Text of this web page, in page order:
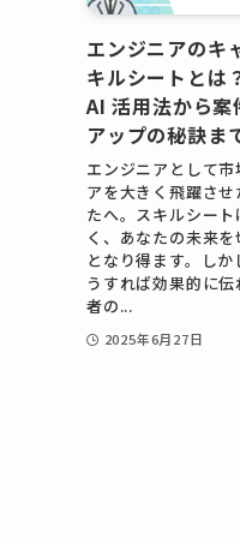
エンジニアのキ
キルシートとは
AI 活用法から
アップの秘訣ま
エンジニアとして
アを大きく飛躍さ
たへ。スキルシー
く、あなたの未来
となり得ます。しか
うすれば効果的に伝
者の...
2025年6月27日